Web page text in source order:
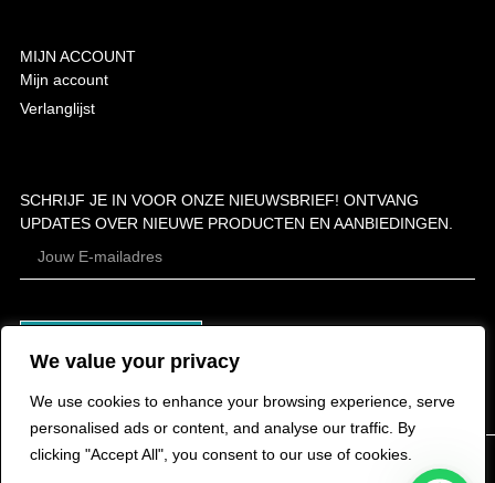
We value your privacy
We use cookies to enhance your browsing experience, serve
personalised ads or content, and analyse our traffic. By
clicking "Accept All", you consent to our use of cookies.
MIJN ACCOUNT
Mijn account
Verlanglijst
SCHRIJF JE IN VOOR ONZE NIEUWSBRIEF! ONTVANG
UPDATES OVER NIEUWE PRODUCTEN EN AANBIEDINGEN.